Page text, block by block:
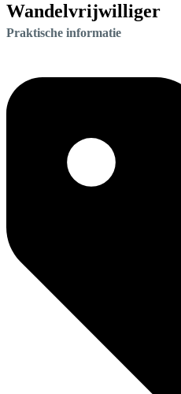
Wandelvrijwilliger
Praktische informatie